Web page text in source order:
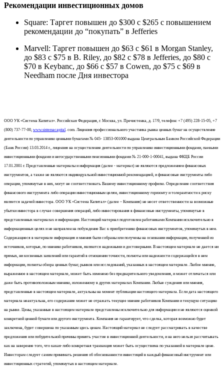
Рекомендации инвестиционных домов
Square: Таргет повышен до $300 с $265 с повышением
рекомендации до “покупать” в Jefferies
Marvell: Таргет повышен до $63 с $61 в Morgan Stanley,
до $83 с $75 в B. Riley, до $82 с $78 в Jefferies, до $80 с
$70 в Keybanc, до $66 с $57 в Cowen, до $75 с $69 в
Needham после Дня инвестора
ООО УК «Система Капитал». Российская Федерация, г. Москва, ул. Пречистенка, д. 17/9, телефон: +7 (495) 228-15-05, +7
(800) 737-77-00, www.sistemacapital . com. Лицензия профессионального участника рынка ценных бумаг на осуществление
деятельности по управлению ценными бумагами № 045- 13853-001000 выдана Центральным Банком Российской Федерации
(Банк России) 13.03.2014 г., лицензия на осуществление деятельности по управлению инвестиционными фондами, паевыми
инвестиционными фондами и негосударственными пенсионными фондами № 21-000-1-00041, выдана ФКЦБ России
17.01.2001 г. Представленные материалы и информация (далее - материал) не являются предложением финансовых
инструментов, а также не являются индивидуальной инвестиционной рекомендацией, и финансовые инструменты либо
операции, упомянутые в них, могут не соответствовать Вашему инвестиционному профилю. Определение соответствия
финансового инструмента либо операции инвестиционным целям, инвестиционному горизонту и толерантности к риску
является задачей инвестора. ООО УК «Система Капитал» (далее – Компания) не несет ответственности за возможные
убытки инвестора в случае совершения операций, либо инвестирования в финансовые инструменты, упомянутые в
представленных материалах и информации. Настоящий материал подготовлен работниками Компании исключительно в
информационных целях и не направлен на побуждение Вас к приобретению финансовых инструментов, упомянутых в нем.
Содержащиеся в материале информация и мнения были собраны или получены на основании информации, полученной из
источников, которые, по мнению работников, являются надежными и достоверными. В настоящем материале не дается ни
прямых, ни косвенных заявлений или гарантий в отношении точности, полноты или надежности содержащейся в нем
информации, полноты обзора ценных бумаг, рынков или исследований, указанных в настоящем материале. Любое мнение,
выраженное в настоящем материале, может быть изменено без предварительного уведомления, и может отличаться или
даже быть противоположным мнению, изложенному в других материалах Компании. Любые суждения или мнения,
представленные в настоящем материале, актуальны на момент публикации настоящего материала. Если дата настоящего
материала неактуальна, его содержание может не отражать текущее мнение работников Компании и текущую ситуацию
на рынке. Цены, указанные в настоящем материале представлены исключительно для информации и не являются оценкой
конкретной ценной бумаги или другого инструмента. Компания не гарантирует, что сделка, которая возможно будет
заключена, будет совершена по указанным здесь ценам. Настоящий материал не следует рассматривать в качестве
предложения или побудительной причины принять участие в инвестиционной деятельности, и на него нельзя рассчитывать
как на заверение того, что какая-либо конкретная транзакция может быть осуществима по указанной в материале цене.
Инвесторам следует самим принимать решения об обоснованности инвестиций в каждый финансовый инструмент или
инвестиционных стратегий, упомянутых в настоящем материале.